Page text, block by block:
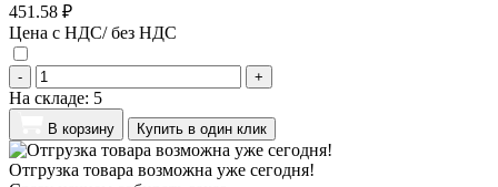
451.58 ₽
Цена с НДС/ без НДС
- +
На складе: 5
В корзину Купить в один клик
Отгрузка товара возможна уже сегодня!